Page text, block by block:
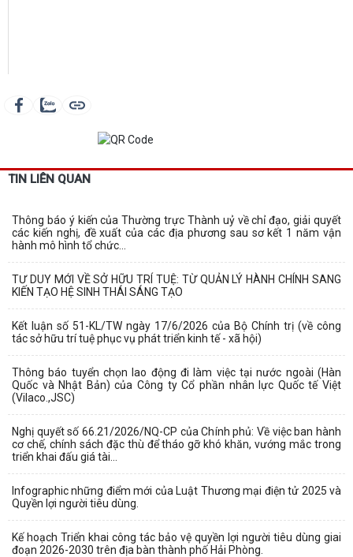
TIN LIÊN QUAN
Thông báo ý kiến của Thường trực Thành uỷ về chỉ đạo, giải quyết
các kiến nghị, đề xuất của các địa phương sau sơ kết 1 năm vận
hành mô hình tổ chức...
TƯ DUY MỚI VỀ SỞ HỮU TRÍ TUỆ: TỪ QUẢN LÝ HÀNH CHÍNH SANG
KIẾN TẠO HỆ SINH THÁI SÁNG TẠO
Kết luận số 51-KL/TW ngày 17/6/2026 của Bộ Chính trị (về công
tác sở hữu trí tuệ phục vụ phát triển kinh tế - xã hội)
Thông báo tuyển chọn lao động đi làm việc tại nước ngoài (Hàn
Quốc và Nhật Bản) của Công ty Cổ phần nhân lực Quốc tế Việt
(Vilaco.,JSC)
Nghị quyết số 66.21/2026/NQ-CP của Chính phủ: Về việc ban hành
cơ chế, chính sách đặc thù để tháo gỡ khó khăn, vướng mắc trong
triển khai đấu giá tài...
Infographic những điểm mới của Luật Thương mại điện tử 2025 và
Quyền lợi người tiêu dùng.
Kế hoạch Triển khai công tác bảo vệ quyền lợi người tiêu dùng giai
đoạn 2026-2030 trên địa bàn thành phố Hải Phòng.